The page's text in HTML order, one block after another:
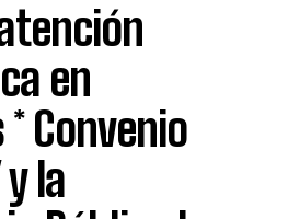
en
Convenio
y la